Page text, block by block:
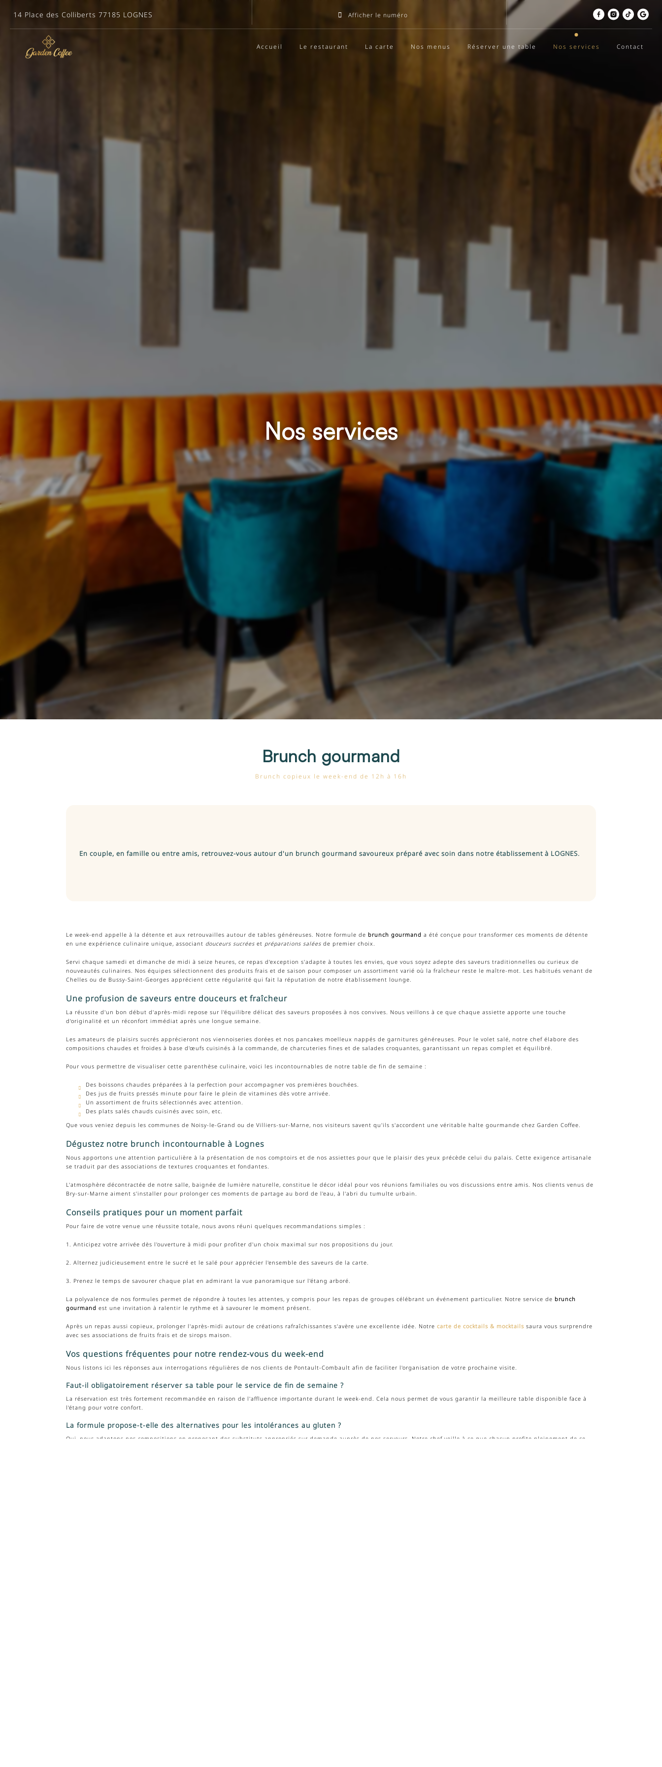
14 Place des Colliberts 77185 LOGNES Afficher le numéro
Accueil Le restaurant La carte Nos menus Réserver une table Nos services Contact
Nos services
Brunch gourmand
Brunch copieux le week-end de 12h à 16h
En couple, en famille ou entre amis, retrouvez-vous autour d'un brunch gourmand savoureux préparé avec soin dans notre établissement à LOGNES.
Le week-end appelle à la détente et aux retrouvailles autour de tables généreuses. Notre formule de brunch gourmand a été conçue pour transformer ces moments de détente
en une expérience culinaire unique, associant douceurs sucrées et préparations salées de premier choix.
Servi chaque samedi et dimanche de midi à seize heures, ce repas d'exception s'adapte à toutes les envies, que vous soyez adepte des saveurs traditionnelles ou curieux de
nouveautés culinaires. Nos équipes sélectionnent des produits frais et de saison pour composer un assortiment varié où la fraîcheur reste le maître-mot. Les habitués venant de
Chelles ou de Bussy-Saint-Georges apprécient cette régularité qui fait la réputation de notre établissement lounge.
Une profusion de saveurs entre douceurs et fraîcheur
La réussite d'un bon début d'après-midi repose sur l'équilibre délicat des saveurs proposées à nos convives. Nous veillons à ce que chaque assiette apporte une touche
d'originalité et un réconfort immédiat après une longue semaine.
Les amateurs de plaisirs sucrés apprécieront nos viennoiseries dorées et nos pancakes moelleux nappés de garnitures généreuses. Pour le volet salé, notre chef élabore des
compositions chaudes et froides à base d'œufs cuisinés à la commande, de charcuteries fines et de salades croquantes, garantissant un repas complet et équilibré.
Pour vous permettre de visualiser cette parenthèse culinaire, voici les incontournables de notre table de fin de semaine :
Des boissons chaudes préparées à la perfection pour accompagner vos premières bouchées.
Des jus de fruits pressés minute pour faire le plein de vitamines dès votre arrivée.
Un assortiment de fruits sélectionnés avec attention.
Des plats salés chauds cuisinés avec soin, etc.
Que vous veniez depuis les communes de Noisy-le-Grand ou de Villiers-sur-Marne, nos visiteurs savent qu'ils s'accordent une véritable halte gourmande chez Garden Coffee.
Dégustez notre brunch incontournable à Lognes
Nous apportons une attention particulière à la présentation de nos comptoirs et de nos assiettes pour que le plaisir des yeux précède celui du palais. Cette exigence artisanale
se traduit par des associations de textures croquantes et fondantes.
L'atmosphère décontractée de notre salle, baignée de lumière naturelle, constitue le décor idéal pour vos réunions familiales ou vos discussions entre amis. Nos clients venus de
Bry-sur-Marne aiment s'installer pour prolonger ces moments de partage au bord de l'eau, à l'abri du tumulte urbain.
Conseils pratiques pour un moment parfait
Pour faire de votre venue une réussite totale, nous avons réuni quelques recommandations simples :
1. Anticipez votre arrivée dès l'ouverture à midi pour profiter d'un choix maximal sur nos propositions du jour.
2. Alternez judicieusement entre le sucré et le salé pour apprécier l'ensemble des saveurs de la carte.
3. Prenez le temps de savourer chaque plat en admirant la vue panoramique sur l'étang arboré.
La polyvalence de nos formules permet de répondre à toutes les attentes, y compris pour les repas de groupes célébrant un événement particulier. Notre service de brunch
gourmand est une invitation à ralentir le rythme et à savourer le moment présent.
Après un repas aussi copieux, prolonger l'après-midi autour de créations rafraîchissantes s'avère une excellente idée. Notrecarte de cocktails & mocktails saura vous surprendre
avec ses associations de fruits frais et de sirops maison.
Vos questions fréquentes pour notre rendez-vous du week-end
Nous listons ici les réponses aux interrogations régulières de nos clients de Pontault-Combault afin de faciliter l'organisation de votre prochaine visite.
Faut-il obligatoirement réserver sa table pour le service de fin de semaine ?
La réservation est très fortement recommandée en raison de l'affluence importante durant le week-end. Cela nous permet de vous garantir la meilleure table disponible face à
l'étang pour votre confort.
La formule propose-t-elle des alternatives pour les intolérances au gluten ?
Oui, nous adaptons nos compositions en proposant des substituts appropriés sur demande auprès de nos serveurs. Notre chef veille à ce que chacun profite pleinement de ce